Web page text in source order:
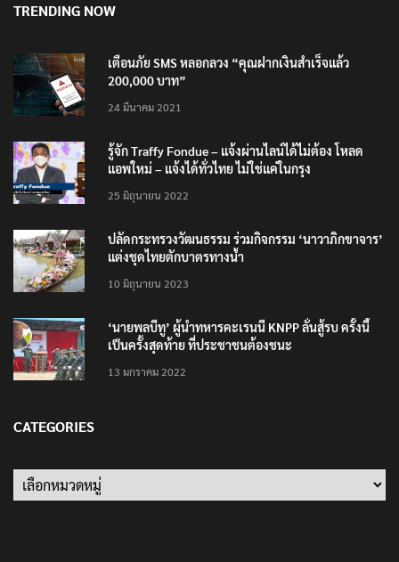
TRENDING NOW
เตือนภัย SMS หลอกลวง “คุณฝากเงินสำเร็จแล้ว
200,000 บาท”
24 มีนาคม 2021
รู้จัก Traffy Fondue – แจ้งผ่านไลน์ได้ไม่ต้อง โหลด
แอพใหม่ – แจ้งได้ทั่วไทย ไม่ใช่แค่ในกรุง
25 มิถุนายน 2022
ปลัดกระทรวงวัฒนธรรม ร่วมกิจกรรม ‘นาวาภิกขาจาร’
แต่งชุดไทยตักบาตรทางน้ำ
10 มิถุนายน 2023
‘นายพลบีทู’ ผู้นำทหารคะเรนนี KNPP ลั่นสู้รบ ครั้งนี้
เป็นครั้งสุดท้าย ที่ประชาชนต้องชนะ
13 มกราคม 2022
CATEGORIES
Categories